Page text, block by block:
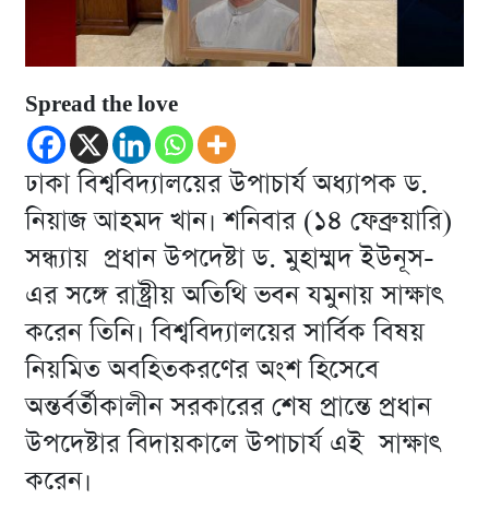
Spread the love
ঢাকা বিশ্ববিদ্যালয়ের উপাচার্য অধ্যাপক ড.
নিয়াজ আহমদ খান। শনিবার (১৪ ফেব্রুয়ারি)
সন্ধ্যায় প্রধান উপদেষ্টা ড. মুহাম্মদ ইউনূস-
এর সঙ্গে রাষ্ট্রীয় অতিথি ভবন যমুনায় সাক্ষাৎ
করেন তিনি। বিশ্ববিদ্যালয়ের সার্বিক বিষয়
নিয়মিত অবহিতকরণের অংশ হিসেবে
অন্তর্বর্তীকালীন সরকারের শেষ প্রান্তে প্রধান
উপদেষ্টার বিদায়কালে উপাচার্য এই সাক্ষাৎ
করেন।